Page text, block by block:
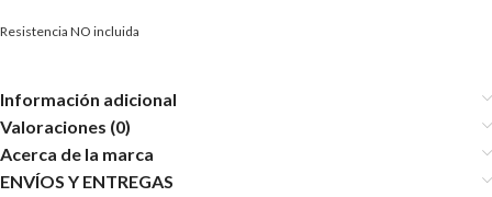
Resistencia NO incluida
Información adicional
Valoraciones (0)
Acerca de la marca
ENVÍOS Y ENTREGAS